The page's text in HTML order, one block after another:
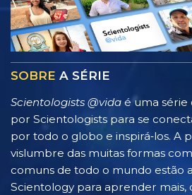
SOBRE A SÉRIE
Scientologists @vida é uma série
por Scientologists para se
por todo o globo e inspirá‑los. A
vislumbre das muitas formas
comuns de todo o mundo estão
Scientology para aprender mais,